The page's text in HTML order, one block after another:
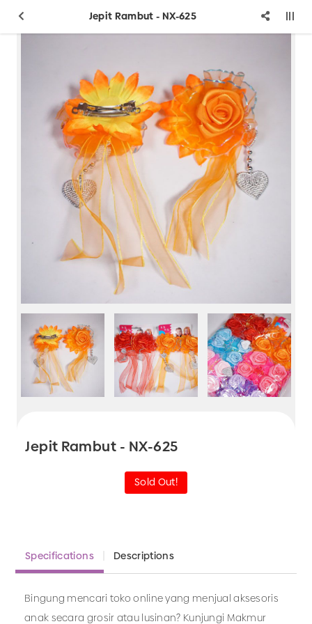
Jepit Rambut - NX-625
Jepit Rambut - NX-625
Sold Out!
Specifications Descriptions
Bingung mencari toko online yang menjual aksesoris
anak secara grosir atau lusinan? Kunjungi Makmur